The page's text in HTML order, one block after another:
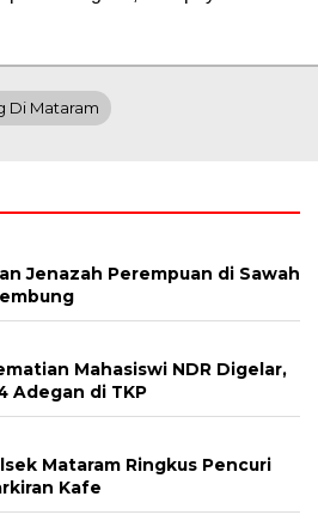
Di Mataram
Jenazah Perempuan di Sawah
Mahasiswi NDR Digelar,
Adegan di TKP
Mataram Ringkus Pencuri
Kafe